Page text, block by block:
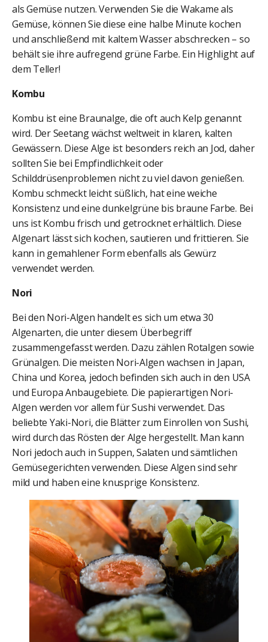
als Gemüse nutzen. Verwenden Sie die Wakame als
Gemüse, können Sie diese eine halbe Minute kochen
und anschließend mit kaltem Wasser abschrecken – so
behält sie ihre aufregend grüne Farbe. Ein Highlight auf
dem Teller!
Kombu
Kombu ist eine Braunalge, die oft auch Kelp genannt
wird. Der Seetang wächst weltweit in klaren, kalten
Gewässern. Diese Alge ist besonders reich an Jod, daher
sollten Sie bei Empfindlichkeit oder
Schilddrüsenproblemen nicht zu viel davon genießen.
Kombu schmeckt leicht süßlich, hat eine weiche
Konsistenz und eine dunkelgrüne bis braune Farbe. Bei
uns ist Kombu frisch und getrocknet erhältlich. Diese
Algenart lässt sich kochen, sautieren und frittieren. Sie
kann in gemahlener Form ebenfalls als Gewürz
verwendet werden.
Nori
Bei den Nori-Algen handelt es sich um etwa 30
Algenarten, die unter diesem Überbegriff
zusammengefasst werden. Dazu zählen Rotalgen sowie
Grünalgen. Die meisten Nori-Algen wachsen in Japan,
China und Korea, jedoch befinden sich auch in den USA
und Europa Anbaugebiete. Die papierartigen Nori-
Algen werden vor allem für Sushi verwendet. Das
beliebte Yaki-Nori, die Blätter zum Einrollen von Sushi,
wird durch das Rösten der Alge hergestellt. Man kann
Nori jedoch auch in Suppen, Salaten und sämtlichen
Gemüsegerichten verwenden. Diese Algen sind sehr
mild und haben eine knusprige Konsistenz.